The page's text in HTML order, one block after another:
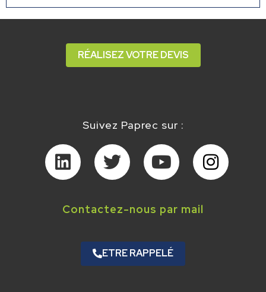
RÉALISEZ VOTRE DEVIS
Suivez Paprec sur :
Contactez-nous par mail
ETRE RAPPELÉ